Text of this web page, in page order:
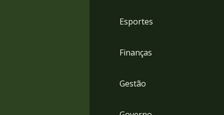
Esportes
Finanças
Gestão